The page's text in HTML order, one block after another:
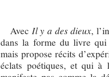
Avec Il y a des dieux,
dans la forme du livre qui
mais propose récits
éclats poétiques, et qui à